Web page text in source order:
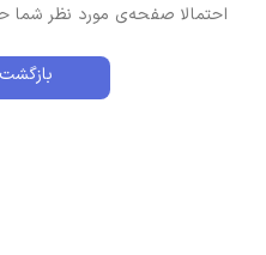
احتمالا صفحه‌ی مورد نظر شما